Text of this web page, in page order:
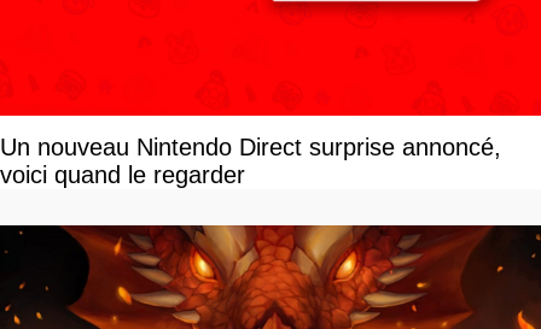
Un nouveau Nintendo Direct surprise annoncé,
voici quand le regarder